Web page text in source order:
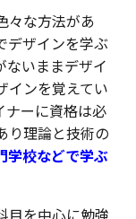
々な方法があ
デザインを学ぶ
ないままデザイ
インを覚えてい
ナーに資格は必
り理論と技術の
学校などで学ぶ